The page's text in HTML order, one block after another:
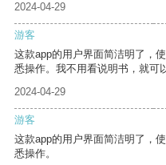
2024-04-29
游客
这款app的用户界面简洁明了，
悉操作。我不用看说明书，就可
2024-04-29
游客
这款app的用户界面简洁明了，
悉操作。